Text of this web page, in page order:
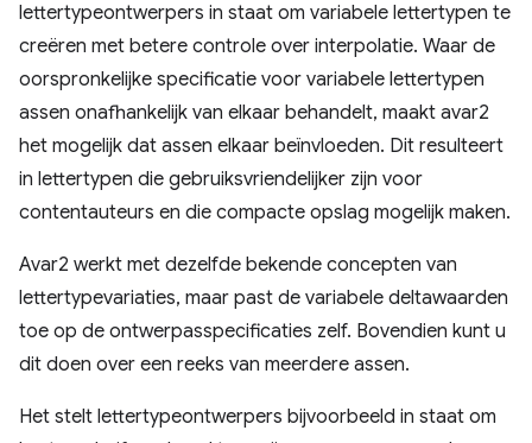
lettertypeontwerpers in staat om variabele lettertypen te
creëren met betere controle over interpolatie. Waar de
oorspronkelijke specificatie voor variabele lettertypen
assen onafhankelijk van elkaar behandelt, maakt avar2
het mogelijk dat assen elkaar beïnvloeden. Dit resulteert
in lettertypen die gebruiksvriendelijker zijn voor
contentauteurs en die compacte opslag mogelijk maken.
Avar2 werkt met dezelfde bekende concepten van
lettertypevariaties, maar past de variabele deltawaarden
toe op de ontwerpasspecificaties zelf. Bovendien kunt u
dit doen over een reeks van meerdere assen.
Het stelt lettertypeontwerpers bijvoorbeeld in staat om